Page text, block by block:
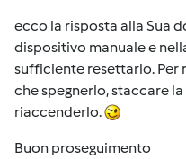
ecco la risposta alla Sua
dispositivo manuale e
sufficiente resettarlo. Per
che spegnerlo, staccare
riaccenderlo.
Buon proseguimento